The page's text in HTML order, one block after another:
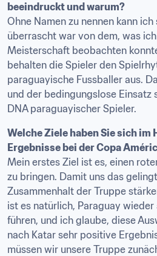
beeindruckt und warum?
Ohne Namen zu nennen kann
überrascht war von dem, was
Meisterschaft beobachten
behalten die Spieler den
paraguayische Fussballer aus.
und der bedingungslose Einsatz
DNA paraguayischer Spieler.
Welche Ziele haben Sie sich im
Ergebnisse bei der Copa
Mein erstes Ziel ist es, einen
zu bringen. Damit uns das
Zusammenhalt der Truppe
ist es natürlich, Paraguay
führen, und ich glaube, diese
nach Katar sehr positive
müssen wir unsere Truppe